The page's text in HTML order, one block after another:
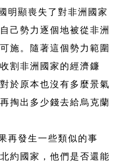
明顯喪失了對非洲國家
己勢力逐個地被從非洲
施。隨著這個勢力範圍
割非洲國家的經濟鐮
於原本也沒有多麼景氣
掏出多少錢去給烏克蘭
再發生一些類似的事
約國家，他們是否還能